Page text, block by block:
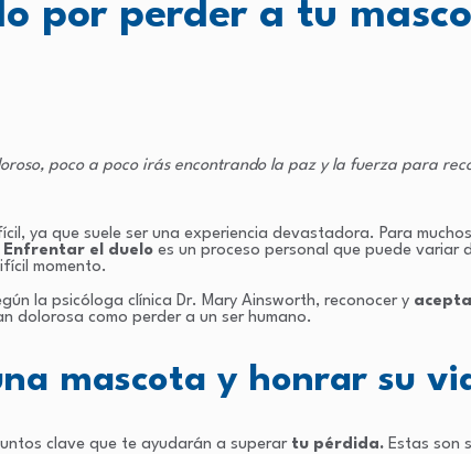
por perder a tu
poco a poco irás encontrando la paz y la fuerza para
ya que suele ser una experiencia devastadora. Para
Enfrentar el duelo es un proceso personal que puede
momento.
la psicóloga clínica Dr. Mary Ainsworth, reconocer y
dolorosa como perder a un ser humano.
mascota y honrar su
clave que te ayudarán a superar tu pérdida. Estas son